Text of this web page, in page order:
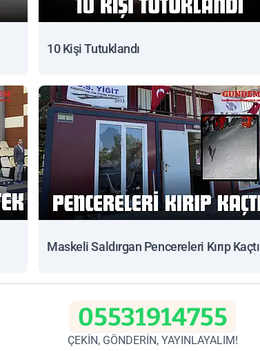
10 Kişi Tutuklandı
Maskeli Saldırgan Pencereleri Kırıp Kaçtı
05531914755
ÇEKİN, GÖNDERİN, YAYINLAYALIM!